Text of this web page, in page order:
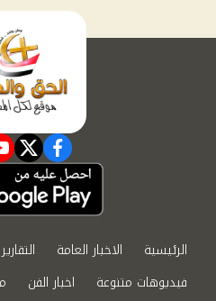
الرئيسية الاخبار العامة
فيديوهات متنوعة
اخبار الفن